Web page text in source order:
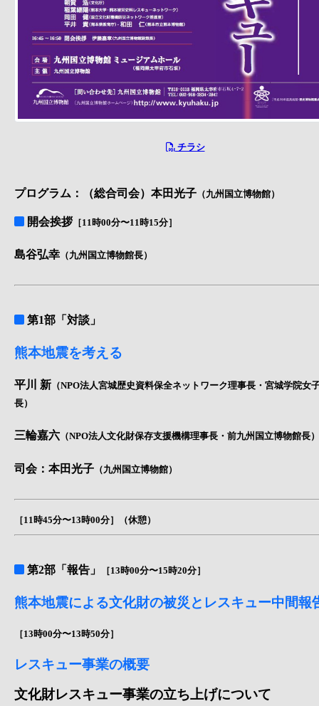
チラシ
プログラム：（総合司会）本田光子 （九州国立博物館）
開会挨拶［11時00分〜11時15分］
島谷弘幸 （九州国立博物館長）
第1部「対談」
熊本地震を考える
平川 新 （NPO法人宮城歴史資料保全ネットワーク理事長・宮城学院女
長）
三輪嘉六 （NPO法人文化財保存支援機構理事長・前九州国立博物館長）
司会：本田光子 （九州国立博物館）
［11時45分〜13時00分］（休憩）
第2部「報告」 ［13時00分〜15時20分］
熊本地震による文化財の被災とレスキュー中間報
［13時00分〜13時50分］
レスキュー事業の概要
文化財レスキュー事業の立ち上げについて